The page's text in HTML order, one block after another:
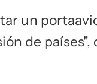
un
de países",